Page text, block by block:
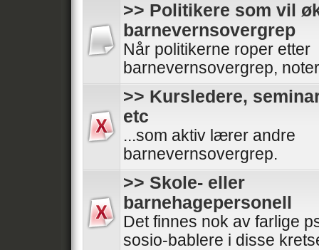
>> Politikere som vil
barnevernsovergrep
Når politikerne roper etter
barnevernsovergrep,
>> Kursledere,
etc
...som aktiv lærer andre
barnevernsovergrep.
>> Skole- eller
barnehagepersonell
Det finnes nok av farlige
sosio-bablere i disse